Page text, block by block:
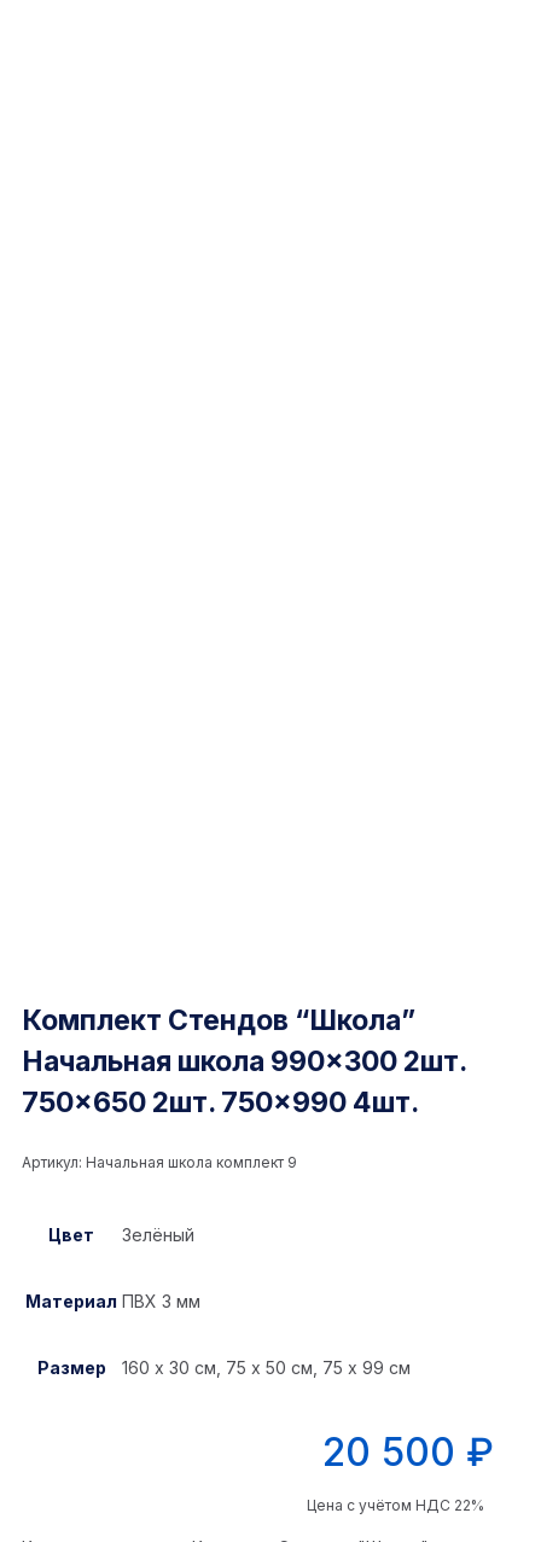
Комплект Стендов “Школа”
Начальная школа 990×300 2шт.
750×650 2шт. 750×990 4шт.
Артикул: Начальная школа комплект 9
Цвет Зелёный
Материал ПВХ 3 мм
Размер 160 х 30 см, 75 х 50 см, 75 х 99 см
20 500 ₽
Цена с учётом НДС 22%